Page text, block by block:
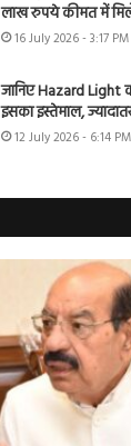
लाख रुपये कीमत में
16 July 2026 - 3:17 PM
जानिए Hazard
इसका इस्तेमाल,
12 July 2026 - 6:14 PM